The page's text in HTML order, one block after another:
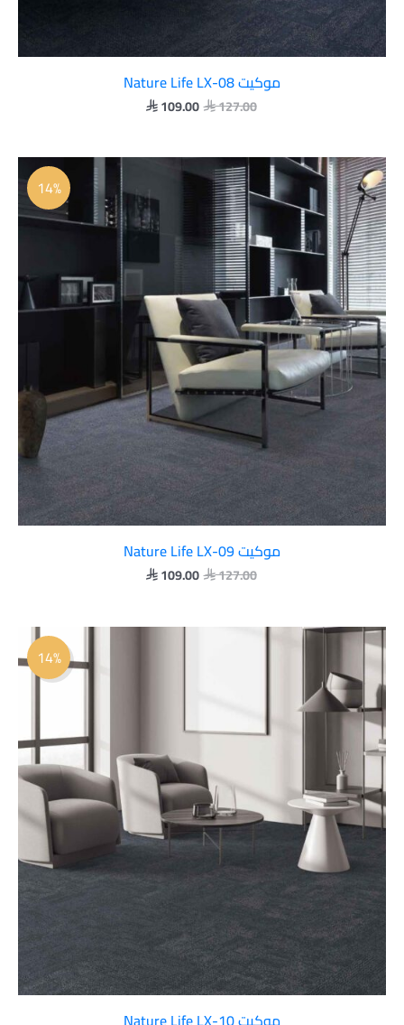
موكيت Nature Life LX-08
127.00
109.00
14%
موكيت Nature Life LX-09
127.00
السعر
الأصلي
 127.00.
109.00
السعر
الحالي
هو:
 109.00.
14%
السعر السعر